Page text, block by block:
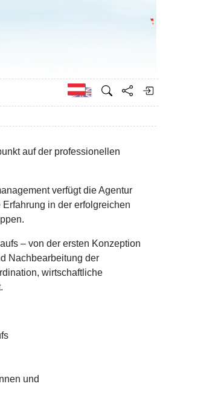
Englisch
auf der professionellen
verfügt die Agentur
in der erfolgreichen
– von der ersten Konzeption
Nachbearbeitung der
wirtschaftliche
und